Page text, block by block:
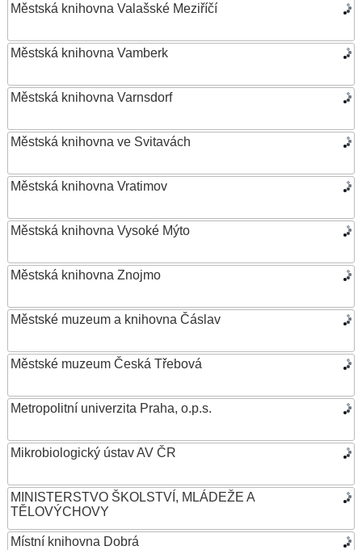
Městská knihovna Valašské Meziříčí
Městská knihovna Vamberk
Městská knihovna Varnsdorf
Městská knihovna ve Svitavách
Městská knihovna Vratimov
Městská knihovna Vysoké Mýto
Městská knihovna Znojmo
Městské muzeum a knihovna Čáslav
Městské muzeum Česká Třebová
Metropolitní univerzita Praha, o.p.s.
Mikrobiologický ústav AV ČR
MINISTERSTVO ŠKOLSTVÍ, MLÁDEŽE A
TĚLOVÝCHOVY
Místní knihovna Dobrá